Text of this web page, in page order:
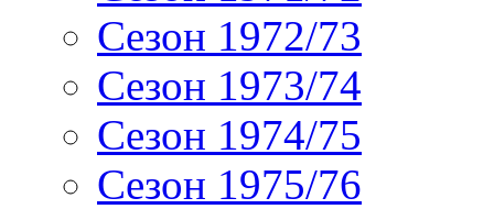
Сезон 1972/73
Сезон 1973/74
Сезон 1974/75
Сезон 1975/76